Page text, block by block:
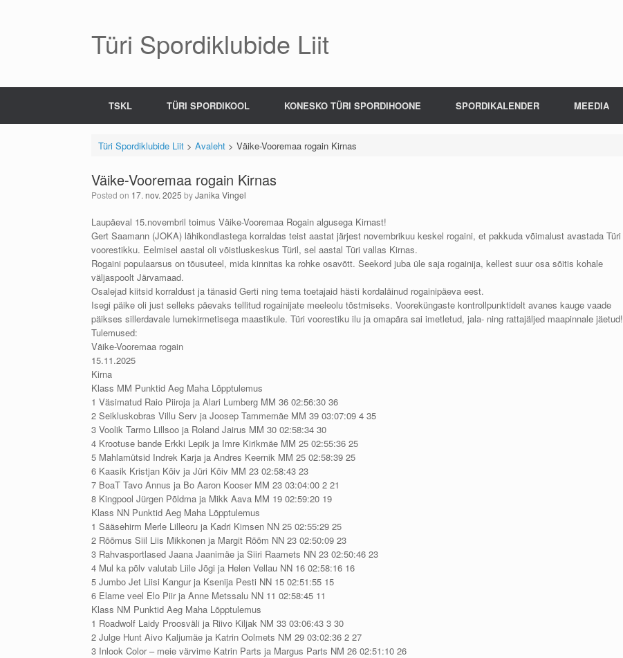
Türi Spordiklubide Liit
TSKL TÜRI SPORDIKOOL KONESKO TÜRI SPORDIHOONE SPORDIKALENDER MEEDIA
Türi Spordiklubide Liit> Avaleht> Väike-Vooremaa rogain Kirnas
Väike-Vooremaa rogain Kirnas
Posted on 17. nov. 2025 byJanika Vingel
Laupäeval 15.novembril toimus Väike-Vooremaa Rogain algusega Kirnast!
Gert Saamann (JOKA) lähikondlastega korraldas teist aastat järjest novembrikuu keskel rogaini, et pakkuda võimalust avastada Türi
voorestikku. Eelmisel aastal oli võistluskeskus Türil, sel aastal Türi vallas Kirnas.
Rogaini populaarsus on tõusuteel, mida kinnitas ka rohke osavõtt. Seekord juba üle saja rogainija, kellest suur osa sõitis kohale
väljaspoolt Järvamaad.
Osalejad kiitsid korraldust ja tänasid Gerti ning tema toetajaid hästi kordaläinud rogainipäeva eest.
Isegi päike oli just selleks päevaks tellitud rogainijate meeleolu tõstmiseks. Vooreküngaste kontrollpunktidelt avanes kauge vaade
päikses sillerdavale lumekirmetisega maastikule. Türi voorestiku ilu ja omapära sai imetletud, jala- ning rattajäljed maapinnale jäetud!
Tulemused:
Väike-Vooremaa rogain
15.11.2025
Kirna
Klass MM Punktid Aeg Maha Lõpptulemus
1 Väsimatud Raio Piiroja ja Alari Lumberg MM 36 02:56:30 36
2 Seikluskobras Villu Serv ja Joosep Tammemäe MM 39 03:07:09 4 35
3 Voolik Tarmo Lillsoo ja Roland Jairus MM 30 02:58:34 30
4 Krootuse bande Erkki Lepik ja Imre Kirikmäe MM 25 02:55:36 25
5 Mahlamütsid Indrek Karja ja Andres Keernik MM 25 02:58:39 25
6 Kaasik Kristjan Kõiv ja Jüri Kõiv MM 23 02:58:43 23
7 BoaT Tavo Annus ja Bo Aaron Kooser MM 23 03:04:00 2 21
8 Kingpool Jürgen Põldma ja Mikk Aava MM 19 02:59:20 19
Klass NN Punktid Aeg Maha Lõpptulemus
1 Sääsehirm Merle Lilleoru ja Kadri Kimsen NN 25 02:55:29 25
2 Rõõmus Siil Liis Mikkonen ja Margit Rõõm NN 23 02:50:09 23
3 Rahvasportlased Jaana Jaanimäe ja Siiri Raamets NN 23 02:50:46 23
4 Mul ka põlv valutab Liile Jõgi ja Helen Vellau NN 16 02:58:16 16
5 Jumbo Jet Liisi Kangur ja Ksenija Pesti NN 15 02:51:55 15
6 Elame veel Elo Piir ja Anne Metssalu NN 11 02:58:45 11
Klass NM Punktid Aeg Maha Lõpptulemus
1 Roadwolf Laidy Proosväli ja Riivo Kiljak NM 33 03:06:43 3 30
2 Julge Hunt Aivo Kaljumäe ja Katrin Oolmets NM 29 03:02:36 2 27
3 Inlook Color – meie värvime Katrin Parts ja Margus Parts NM 26 02:51:10 26